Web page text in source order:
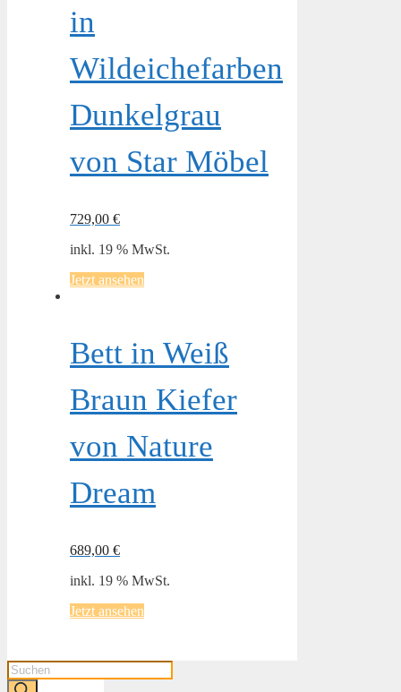
in
Wildeichefarben
Dunkelgrau
von Star Möbel
729,00 €
inkl. 19 % MwSt.
Jetzt ansehen
Bett in Weiß
Braun Kiefer
von Nature
Dream
689,00 €
inkl. 19 % MwSt.
Jetzt ansehen
Products
search